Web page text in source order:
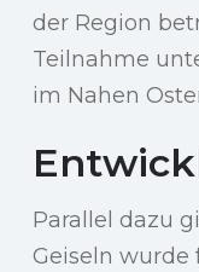
der Region
Teilnahme
im Nahen
Parallel dazu
Geiseln wurde